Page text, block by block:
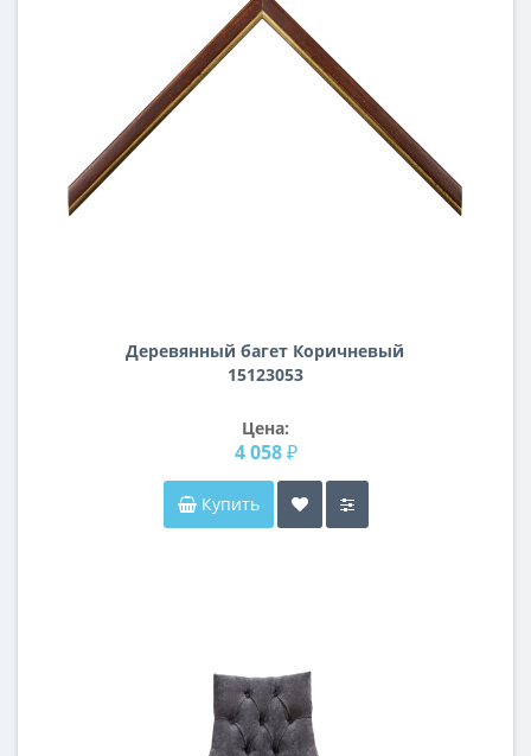
Деревянный багет Коричневый
15123053
Цена:
4 058 ₽
Купить